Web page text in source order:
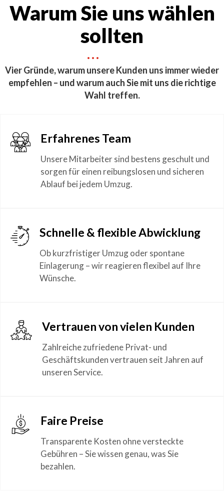
Warum Sie uns wählen
sollten
Vier Gründe, warum unsere Kunden uns immer wieder
empfehlen – und warum auch Sie mit uns die richtige
Wahl treffen.
Erfahrenes Team
Unsere Mitarbeiter sind bestens geschult und
sorgen für einen reibungslosen und sicheren
Ablauf bei jedem Umzug.
Schnelle & flexible Abwicklung
Ob kurzfristiger Umzug oder spontane
Einlagerung – wir reagieren flexibel auf Ihre
Wünsche.
Vertrauen von vielen Kunden
Zahlreiche zufriedene Privat- und
Geschäftskunden vertrauen seit Jahren auf
unseren Service.
Faire Preise
Transparente Kosten ohne versteckte
Gebühren – Sie wissen genau, was Sie
bezahlen.